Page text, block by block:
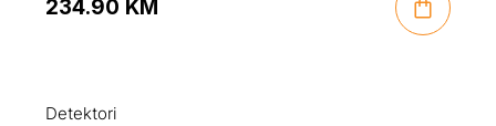
234.90 KM
Detektori